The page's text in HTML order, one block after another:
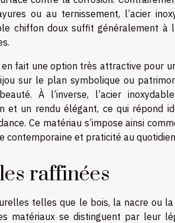
ou au ternissement, l’acier
chiffon doux suffit généralement à
fait une option très attractive pour
sur le plan symbolique ou
À l’inverse, l’acier
et un rendu élégant, ce qui répond
Ce matériau s’impose ainsi
contemporaine et praticité au
raffinées
telles que le bois, la nacre ou
matériaux se distinguent par leur